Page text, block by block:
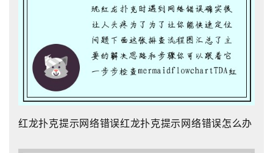
红龙扑克提示网络错误红龙扑克提示网络错误怎么办